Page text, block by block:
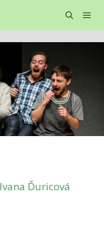
Menu
Ivana Ďuricová